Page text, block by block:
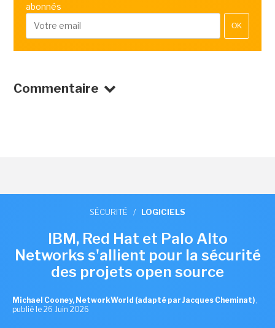
abonnés
OK
Commentaire
SÉCURITÉ / LOGICIELS
IBM, Red Hat et Palo Alto
Networks s'allient pour la sécurité
des projets open source
Michael Cooney, NetworkWorld (adapté par Jacques Cheminat) ,
publié le 26 Juin 2026